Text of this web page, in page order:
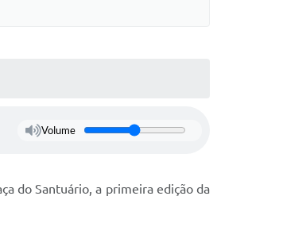
Volume
do Santuário, a primeira edição da